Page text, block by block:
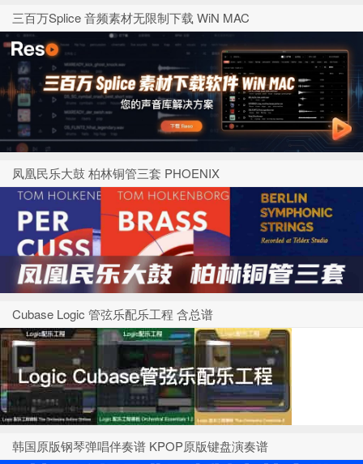
三百万Splice 音频素材无限制下载 WiN MAC
凤凰民乐大鼓 柏林铜管三套 PHOENIX
Cubase Logic 管弦乐配乐工程 含总谱
韩国原版钢琴弹唱伴奏谱 KPOP原版键盘演奏谱